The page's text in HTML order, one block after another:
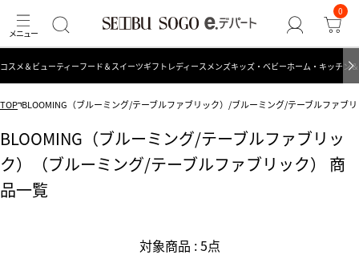
0
コスメ＆ビューティーフード＆スイーツギフト レディース メンズキッズ・ベビーホーム・キッチン
TOP BLOOMING（ブルーミング/テーブルファブリック）/ブルーミング/テーブルファブ
BLOOMING（ブルーミング/テーブルファブリッ
ク）（ブルーミング/テーブルファブリック） 商
品一覧
対象商品 : 5点